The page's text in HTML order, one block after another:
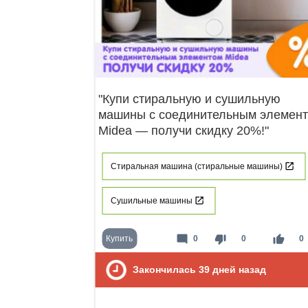
"Купи стиральную и сушильную
машины с соединительным
Midea — получи скидку 20%!"
Стиральная машина (стиральные машины)
Сушильные машины
Купить thumb_down 0 thumb_up 0
mode_comment 0
Закончилась 39 дней назад